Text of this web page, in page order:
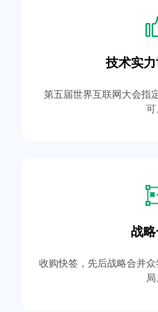
技术实
第五届世界互联网大会指
可
战
收购快签，先后战略合并
局